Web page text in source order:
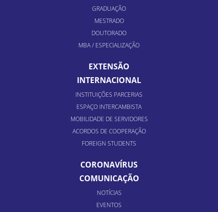
GRADUAÇÃO
MESTRADO
DOUTORADO
MBA / ESPECIALIZAÇÃO
EXTENSÃO
INTERNACIONAL
INSTITUIÇÕES PARCERIAS
ESPAÇO INTERCAMBISTA
MOBILIDADE DE SERVIDORES
ACORDOS DE COOPERAÇÃO
FOREIGN STUDENTS
CORONAVÍRUS
COMUNICAÇÃO
NOTÍCIAS
EVENTOS